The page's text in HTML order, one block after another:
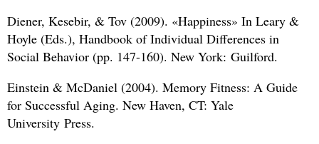
Diener, Kesebir, & Tov (2009). «Happiness» In Leary &
Hoyle (Eds.), Handbook of Individual Differences in
Social Behavior (pp. 147-160). New York: Guilford.
Einstein & McDaniel (2004). Memory Fitness: A Guide
for Successful Aging. New Haven, CT: Yale
University Press.